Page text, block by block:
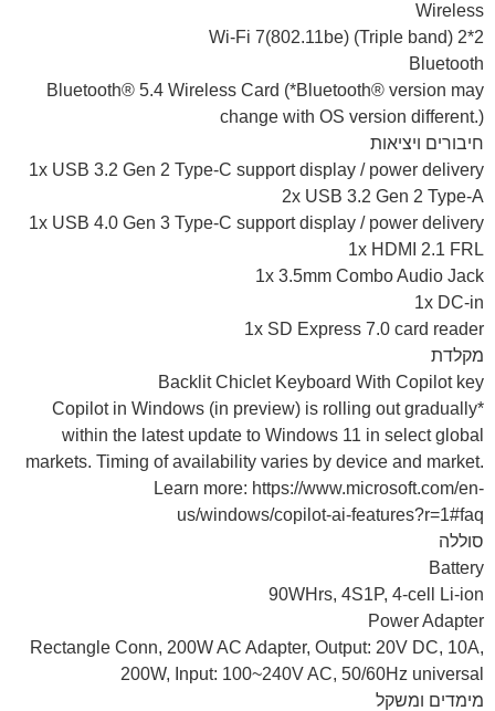
Wireless
Wi-Fi 7(802.11be) (Triple band) 2*2
Bluetooth
Bluetooth® 5.4 Wireless Card (*Bluetooth® version may
change with OS version different.)
חיבורים ויציאות
1x USB 3.2 Gen 2 Type-C support display / power delivery
2x USB 3.2 Gen 2 Type-A
1x USB 4.0 Gen 3 Type-C support display / power delivery
1x HDMI 2.1 FRL
1x 3.5mm Combo Audio Jack
1x DC-in
1x SD Express 7.0 card reader
מקלדת
Backlit Chiclet Keyboard With Copilot key
*Copilot in Windows (in preview) is rolling out gradually
within the latest update to Windows 11 in select global
markets. Timing of availability varies by device and market.
Learn more: https://www.microsoft.com/en-
us/windows/copilot-ai-features?r=1#faq
סוללה
Battery
90WHrs, 4S1P, 4-cell Li-ion
Power Adapter
Rectangle Conn, 200W AC Adapter, Output: 20V DC, 10A,
200W, Input: 100~240V AC, 50/60Hz universal
מימדים ומשקל